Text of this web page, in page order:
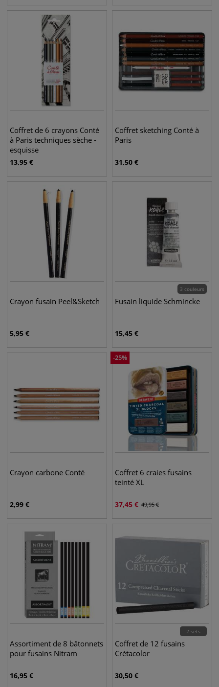
Coffret de 6 crayons Conté
à Paris techniques sèche -
esquisse
13,95 €
Coffret sketching Conté à
Paris
31,50 €
Crayon fusain Peel&Sketch
5,95 €
3 couleurs
Fusain liquide Schmincke
15,45 €
Crayon carbone Conté
2,99 €
-25%
Coffret 6 craies fusains
teinté XL
37,45 € 49,95€
Assortiment de 8 bâtonnets
pour fusains Nitram
16,95 €
2 sets
Coffret de 12 fusains
Crétacolor
30,50 €